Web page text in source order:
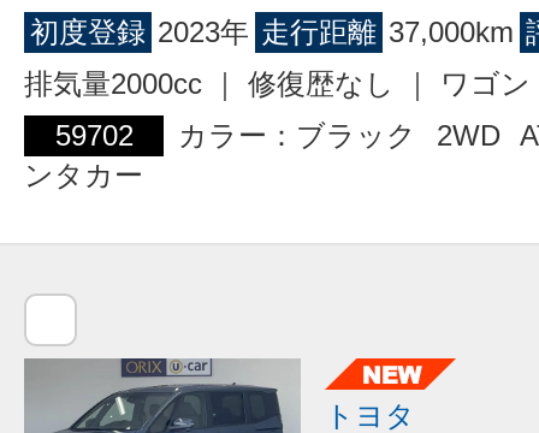
初度登録 2023年 走行距離 37,000km
排気量2000cc ｜ 修復歴なし ｜ ワゴ
59702
カラー：ブラック 2WD
ンタカー
トヨタ